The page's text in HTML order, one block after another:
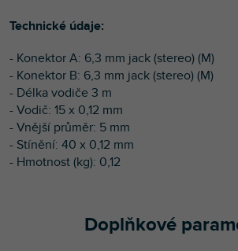
Technické údaje:
- Konektor A: 6,3 mm jack (stereo) (M)
- Konektor B: 6,3 mm jack (stereo) (M)
- Délka vodiče 3 m
- Vodič: 15 x 0,12 mm
- Vnější průměr: 5 mm
- Stínění: 40 x 0,12 mm
- Hmotnost (kg): 0,12
Doplňkové